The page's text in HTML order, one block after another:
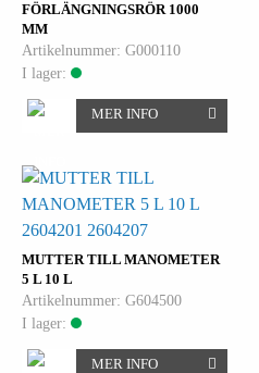
FÖRLÄNGNINGSRÖR 1000
MM
Artikelnummer: G000110
I lager:
MER INFO
MUTTER TILL MANOMETER
5 L 10 L
2604201 2604207
Artikelnummer: G604500
I lager:
MER INFO